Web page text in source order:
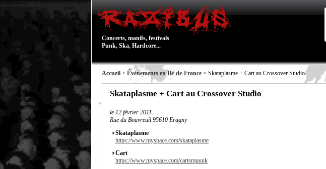
Concerts, manifs, festivals
Punk, Ska, Hardcore...
Accueil > Évènements en Ile-de-France > Skataplasme + Cart au Crossover Studio
Skataplasme + Cart au Crossover Studio
le 12 février 2011
Rue du Bouvreuil 95610 Eragny
Skataplasme
https://www.myspace.com/skataplasme
Cart
https://www.myspace.com/cartsmpunk